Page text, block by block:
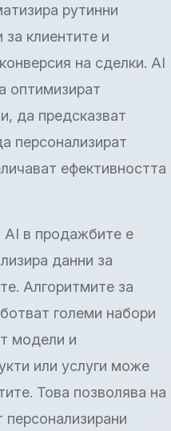
рутинни
за клиентите и
на сделки. AI
оптимизират
да предсказват
персонализират
ефективността
в продажбите е
данни за
Алгоритмите за
големи набори
модели и
или услуги може
Това позволява на